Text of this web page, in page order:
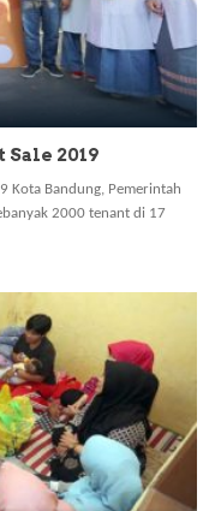
2019
Kota Bandung, Pemerintah
2000 tenant di 17